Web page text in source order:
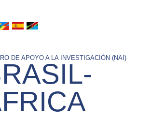
DE APOYO A LA INVESTIGACIÓN (NAI)